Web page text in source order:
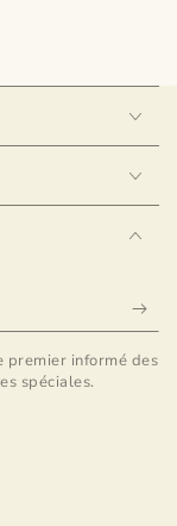
informé des
spéciales.